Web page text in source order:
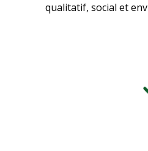
qualitatif, social et